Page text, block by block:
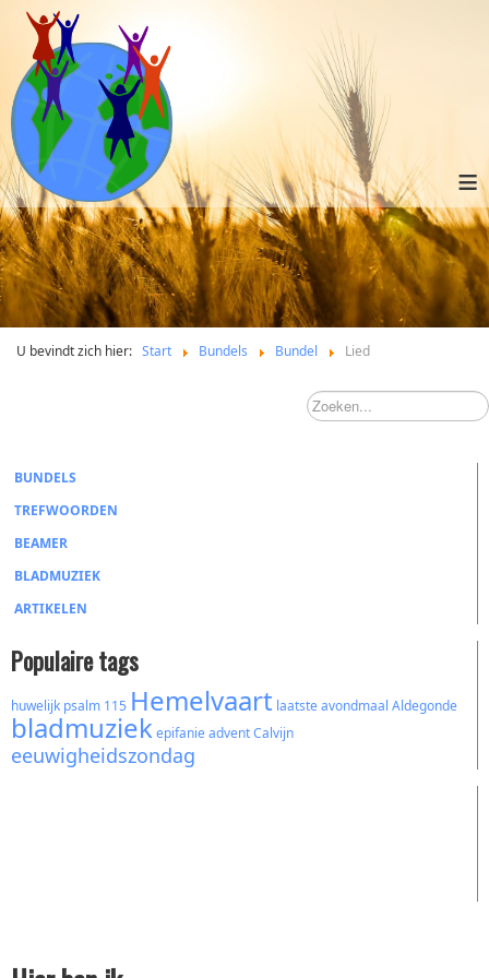
≡
U bevindt zich hier: Start Bundels Bundel Lied
BUNDELS
TREFWOORDEN
BEAMER
BLADMUZIEK
ARTIKELEN
Populaire tags
huwelijk psalm 115 Hemelvaart laatste avondmaal Aldegonde
bladmuziekepifanieadventCalvijn
eeuwigheidszondag